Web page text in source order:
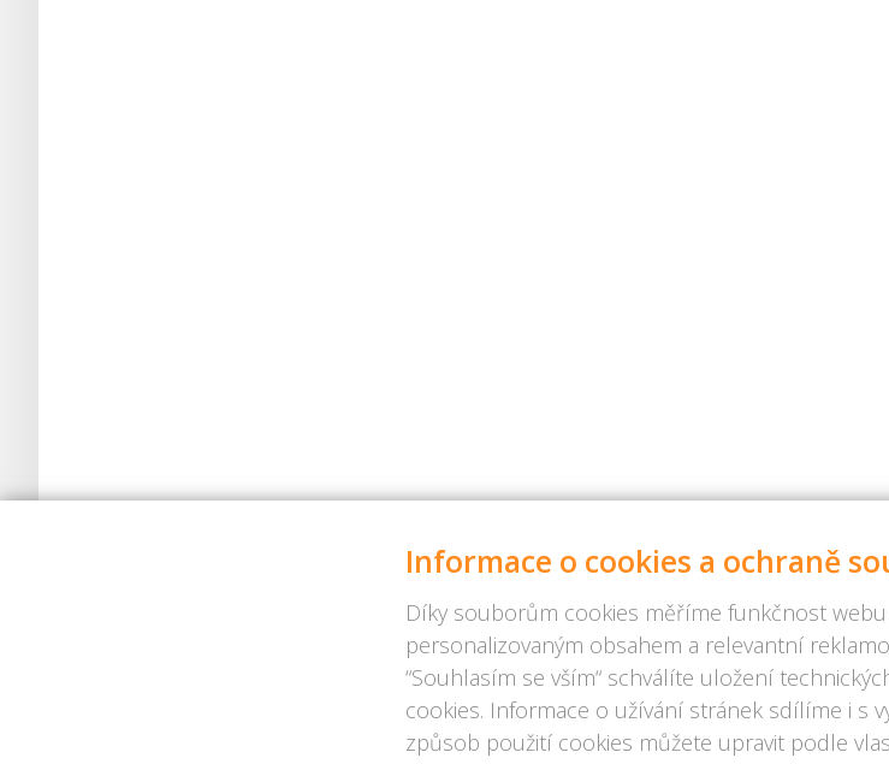
Informace o cookies a ochraně
Díky souborům cookies měříme funkčnost
personalizovaným obsahem a relevantní
“Souhlasím se vším“ schválíte uložení
cookies. Informace o užívání stránek sdílíme i s
způsob použití cookies můžete upravit podle